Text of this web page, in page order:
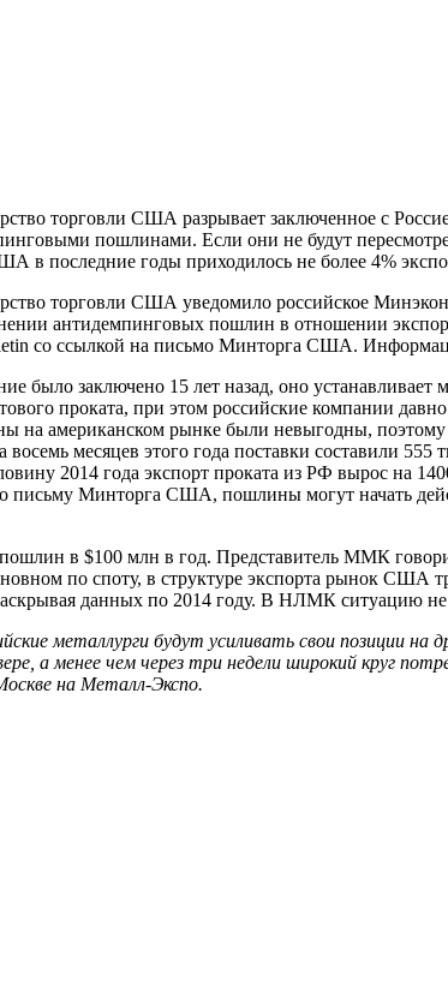
торговли США разрывает заключенное с
пошлинами. Если они не будут
в последние годы приходилось не более 4%
торговли США уведомило российское
антидемпинговых пошлин в отношении
со ссылкой на письмо Минторга США.
было заключено 15 лет назад, оно
проката, при этом российские компании
на американском рынке были невыгодны, поэтому
восемь месяцев этого года поставки составили
2014 года экспорт проката из РФ вырос на
Минторга США, пошлины могут начать
в $100 млн в год. Представитель ММК
по споту, в структуре экспорта рынок США
данных по 2014 году. В НЛМК ситуацию
металлурги будут усиливать свои позиции
а менее чем через три недели широкий круг
на Металл-Экспо.